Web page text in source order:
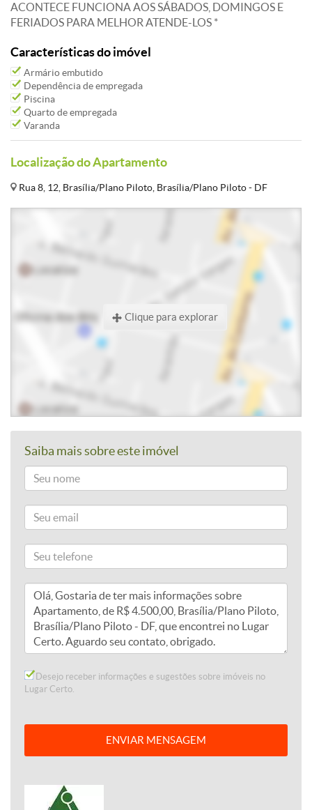
ACONTECE FUNCIONA AOS SÁBADOS, DOMINGOS E
FERIADOS PARA MELHOR ATENDE-LOS *
Características do imóvel
Armário embutido
Dependência de empregada
Piscina
Quarto de empregada
Varanda
Localização do Apartamento
Rua 8, 12, Brasília/Plano Piloto, Brasília/Plano Piloto - DF
Clique para explorar
Saiba mais sobre este imóvel
Desejo receber informações e sugestões sobre imóveis no
Lugar Certo.
ENVIAR MENSAGEM